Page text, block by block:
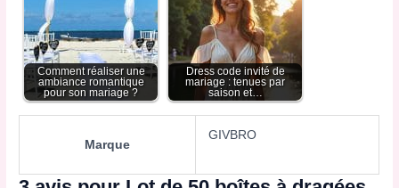
Comment réaliser une
ambiance romantique
pour son mariage ?
Dress code invité de
mariage : tenues par
saison et…
Marque
GIVBRO